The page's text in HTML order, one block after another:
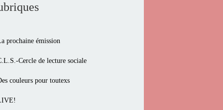
prochaine émission
Cercle de lecture sociale
couleurs pour toutexs